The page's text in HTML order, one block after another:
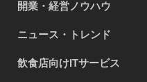
開業・経営ノウハウ
ニュース・トレンド
飲食店向けITサービス